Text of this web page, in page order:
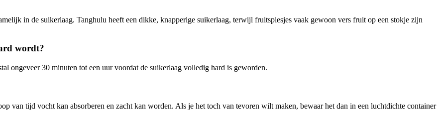
in de suikerlaag. Tanghulu heeft een dikke, knapperige suikerlaag, terwijl fruitspiesjes vaak gewoon vers fruit op een stokje zijn
wordt?
ongeveer 30 minuten tot een uur voordat de suikerlaag volledig hard is geworden.
van tijd vocht kan absorberen en zacht kan worden. Als je het toch van tevoren wilt maken, bewaar het dan in een luchtdichte container